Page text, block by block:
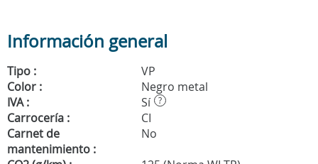
Información general
Tipo :
VP
Color :
Negro metal
IVA :
Sí ?
Carrocería :
CI
Carnet de
mantenimiento :
No